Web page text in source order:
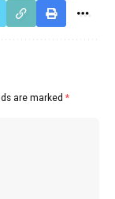
are marked *